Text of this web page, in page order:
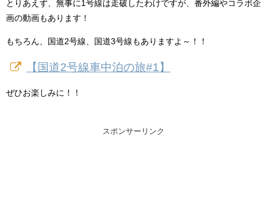
とりあえず、無事に1号線は走破したわけですが、番外編やコラボ企
画の動画もあります！
もちろん、国道2号線、国道3号線もありますよ～！！
【国道2号線車中泊の旅#1】
ぜひお楽しみに！！
スポンサーリンク